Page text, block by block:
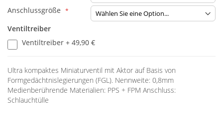
Anschlussgröße
Ventiltreiber
Ventiltreiber + 49,90 €
Ultra kompaktes Miniaturventil mit Aktor auf Basis von
Formgedächtnislegierungen (FGL). Nennweite: 0,8mm
Medienberührende Materialien: PPS + FPM Anschluss:
Schlauchtülle